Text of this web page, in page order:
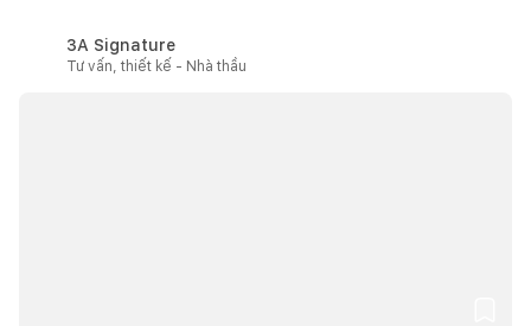
3A Signature
Tư vấn, thiết kế - Nhà thầu